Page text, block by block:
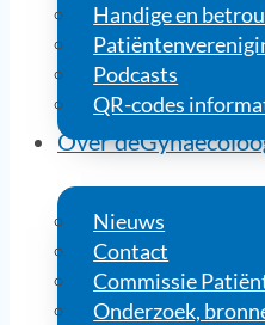
Handige en
Podcasts
QR-codes
Over
Nieuws
Contact
Commissie
Onderzoek,